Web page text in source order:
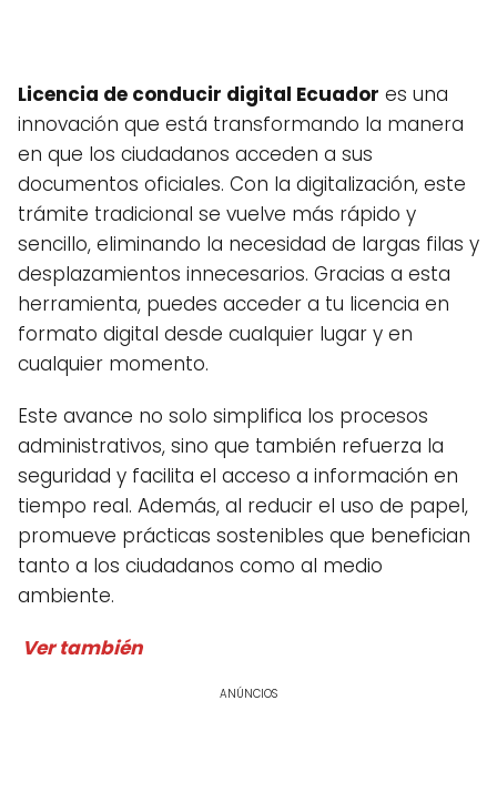
Licencia de conducir digital Ecuador es una
innovación que está transformando la manera
en que los ciudadanos acceden a sus
documentos oficiales. Con la digitalización, este
trámite tradicional se vuelve más rápido y
sencillo, eliminando la necesidad de largas filas y
desplazamientos innecesarios. Gracias a esta
herramienta, puedes acceder a tu licencia en
formato digital desde cualquier lugar y en
cualquier momento.
Este avance no solo simplifica los procesos
administrativos, sino que también refuerza la
seguridad y facilita el acceso a información en
tiempo real. Además, al reducir el uso de papel,
promueve prácticas sostenibles que benefician
tanto a los ciudadanos como al medio
ambiente.
Ver también
ANÚNCIOS